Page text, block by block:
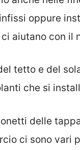
oppure
aiutano con il
tetto e del
che si
delle
ci sono vari